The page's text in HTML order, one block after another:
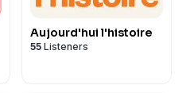
Aujourd'hui l'histoire
55 Listeners